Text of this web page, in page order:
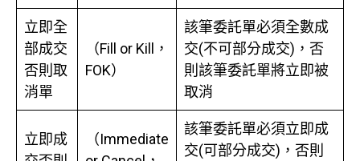
立即全
部成交
否則取
消單
（Fill or Kill，
FOK）
該筆委託單必須全數成
交(不可部分成交)，否
則該筆委託單將立即被
取消
立即成
（Immediate
該筆委託單必須立即成
交(可部分成交)，否則